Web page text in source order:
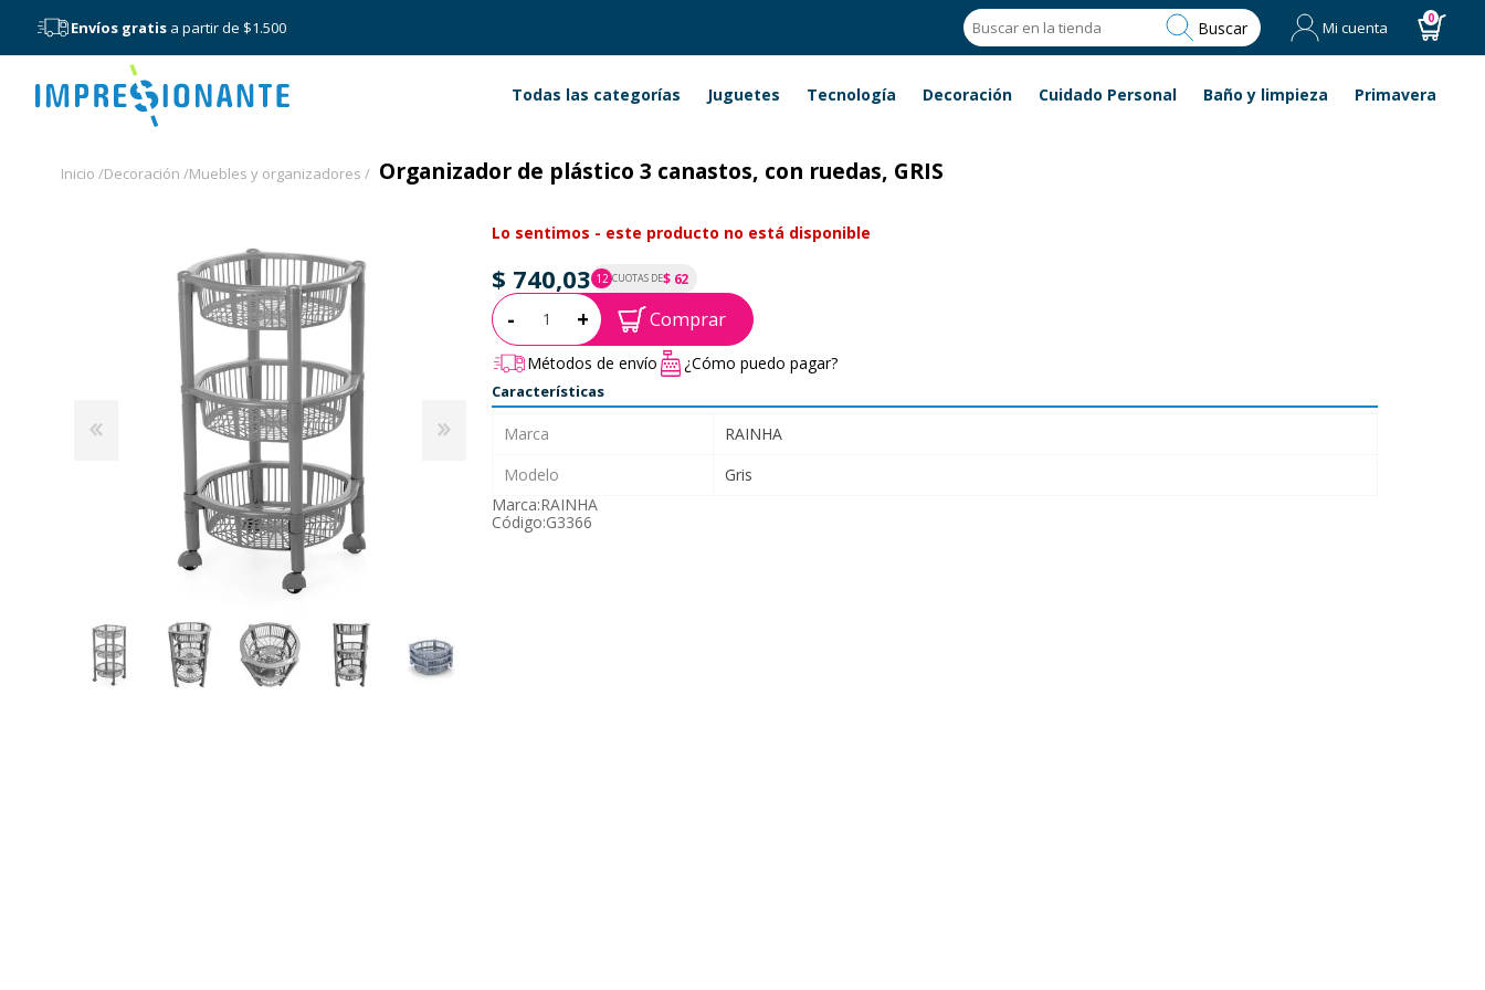
Envíos gratis a partir de $1.500 Buscar Mi cuenta 0
Menú Todas las categorías Juguetes Tecnología Decoración Cuidado Personal Baño y limpieza Primavera
Inicio /Decoración /Muebles y organizadores / Organizador de plástico 3 canastos, con ruedas, GRIS
Lo sentimos - este producto no está disponible
$ 740,03 12 CUOTAS DE$ 62
P.T.F. $ 740
Cantidad:
- + Comprar
Métodos de envío ¿Cómo puedo pagar?
Características
Marca
RAINHA
Modelo
Gris
Marca:RAINHA
Código:G3366